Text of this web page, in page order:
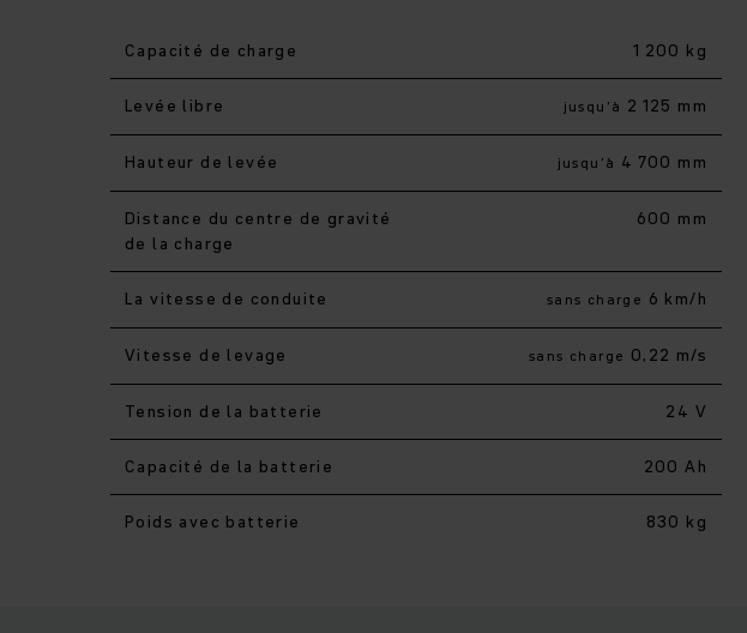
Capacité de charge 1 200 kg
Levée libre jusqu’à 2 125 mm
Hauteur de levée jusqu’à 4 700 mm
Distance du centre de gravité
de la charge
600 mm
La vitesse de conduite sans charge 6 km/h
Vitesse de levage sans charge 0,22 m/s
Tension de la batterie 24 V
Capacité de la batterie 200 Ah
Poids avec batterie 830 kg